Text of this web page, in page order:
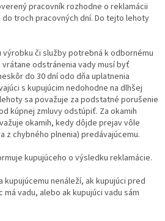
pracovník rozhodne o reklamácii
troch pracovných dní. Do tejto lehoty
či služby potrebná k odbornému
odstránenia vady musí byť
do 30 dní odo dňa uplatnenia
s kupujúcim nedohodne na dlhšej
sa považuje za podstatné porušenie
kúpnej zmluvy odstúpiť. Za okamih
okamih, kedy dôjde prejav vôle
z chybného plnenia) predávajúcemu.
kupujúceho o výsledku reklamácie.
kupujúcemu nenáleží, ak kupujúci pred
vadu, alebo ak kupujúci vadu sám